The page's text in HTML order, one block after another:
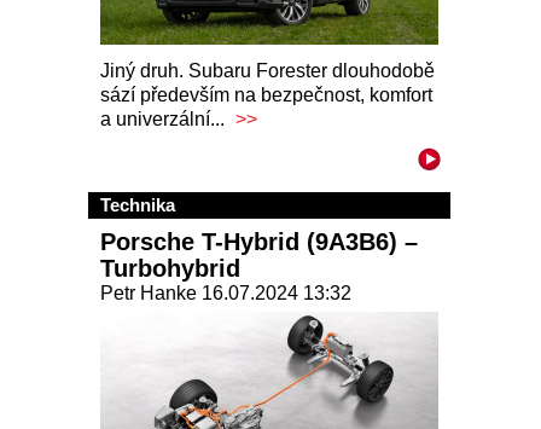
Jiný druh. Subaru Forester dlouhodobě
sází především na bezpečnost, komfort
a univerzální... >>
Technika
Porsche T-Hybrid (9A3B6) –
Turbohybrid
Petr Hanke 16.07.2024 13:32